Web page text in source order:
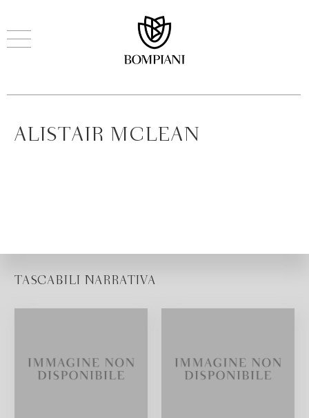
ALISTAIR MCLEAN
TASCABILI NARRATIVA